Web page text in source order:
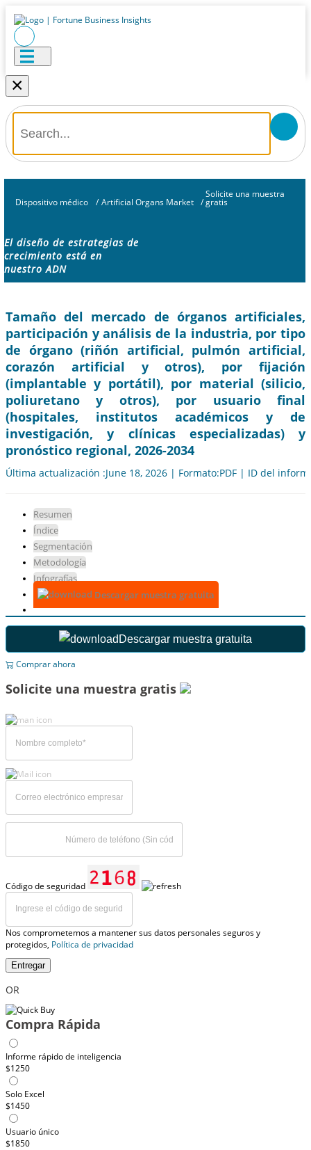
×
Dispositivo médico / Artificial Organs Market /
Solicite una muestra
gratis
El diseño de estrategias de
crecimiento está en
nuestro ADN
Tamaño del mercado de órganos artificiales,
participación y análisis de la industria, por tipo
de órgano (riñón artificial, pulmón artificial,
corazón artificial y otros), por fijación
(implantable y portátil), por material (silicio,
poliuretano y otros), por usuario final
(hospitales, institutos académicos y de
investigación, y clínicas especializadas) y
pronóstico regional, 2026-2034
Última actualización :June 18, 2026 | Formato:PDF | ID del
Resumen
Índice
Segmentación
Metodología
Infografías
Descargar muestra gratuita
Descargar muestra gratuita
Comprar ahora
Solicite una muestra gratis
Código de seguridad
Nos comprometemos a mantener sus datos personales seguros y
protegidos, Política de privacidad
Entregar
OR
Compra Rápida
Informe rápido de inteligencia
$1250
Solo Excel
$1450
Usuario único
$1850